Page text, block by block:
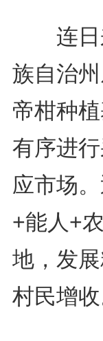
连日
族自治
帝柑种
有序进
应市场
+能人+
地，发
村民增收